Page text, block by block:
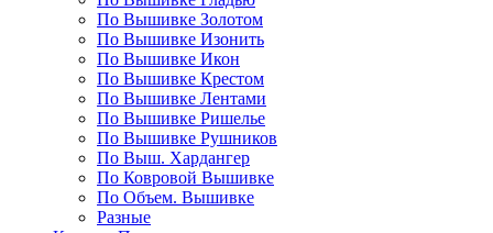
По Вышивке Золотом
По Вышивке Изонить
По Вышивке Икон
По Вышивке Крестом
По Вышивке Лентами
По Вышивке Ришелье
По Вышивке Рушников
По Выш. Хардангер
По Ковровой Вышивке
По Объем. Вышивке
Разные